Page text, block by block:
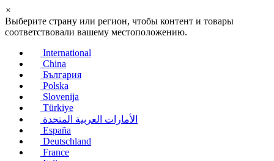
×
Выберите страну или регион, чтобы контент и товары
соответствовали вашему местоположению.
International
China
България
Polska
Slovenija
Türkiye
الأمارات العربية المتحدة
España
Deutschland
France